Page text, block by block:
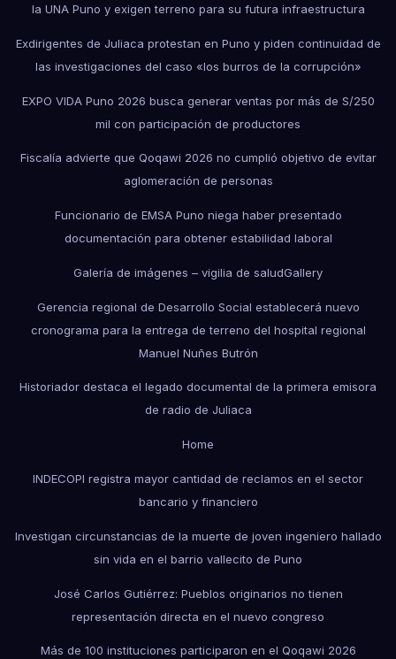
la UNA Puno y exigen terreno para su futura infraestructura
Exdirigentes de Juliaca protestan en Puno y piden continuidad de
las investigaciones del caso «los burros de la corrupción»
EXPO VIDA Puno 2026 busca generar ventas por más de S/250
mil con participación de productores
Fiscalía advierte que Qoqawi 2026 no cumplió objetivo de evitar
aglomeración de personas
Funcionario de EMSA Puno niega haber presentado
documentación para obtener estabilidad laboral
Galería de imágenes – vigilia de saludGallery
Gerencia regional de Desarrollo Social establecerá nuevo
cronograma para la entrega de terreno del hospital regional
Manuel Nuñes Butrón
Historiador destaca el legado documental de la primera emisora
de radio de Juliaca
Home
INDECOPI registra mayor cantidad de reclamos en el sector
bancario y financiero
Investigan circunstancias de la muerte de joven ingeniero hallado
sin vida en el barrio vallecito de Puno
José Carlos Gutiérrez: Pueblos originarios no tienen
representación directa en el nuevo congreso
Más de 100 instituciones participaron en el Qoqawi 2026